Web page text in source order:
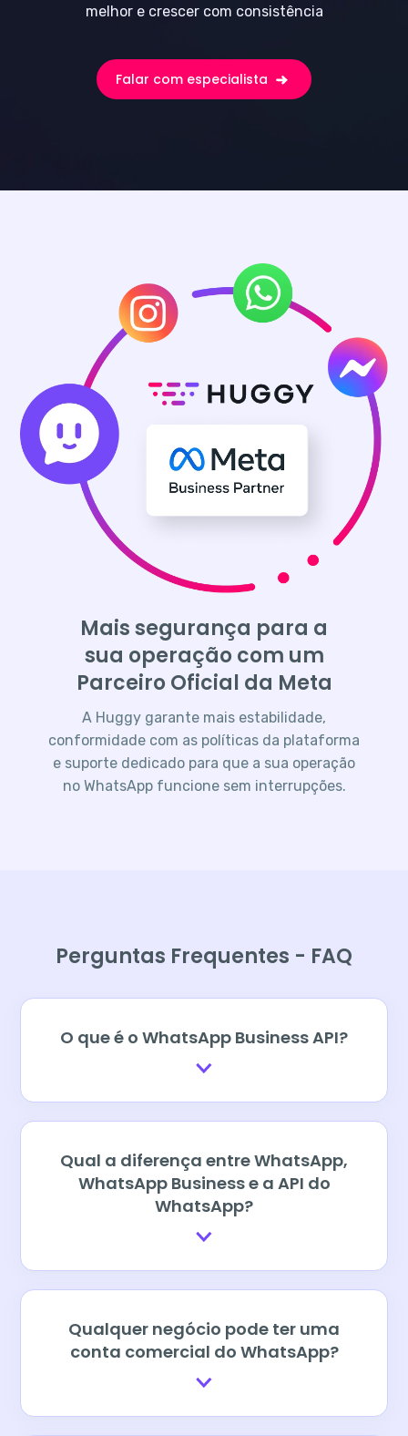
melhor e crescer com consistência
Falar com especialista
Mais segurança para a
sua operação com um
Parceiro Oficial da Meta
A Huggy garante mais estabilidade,
conformidade com as políticas da plataforma
e suporte dedicado para que a sua operação
no WhatsApp funcione sem interrupções.
Perguntas Frequentes - FAQ
O que é o WhatsApp Business API?
Qual a diferença entre WhatsApp,
WhatsApp Business e a API do
WhatsApp?
Qualquer negócio pode ter uma
conta comercial do WhatsApp?